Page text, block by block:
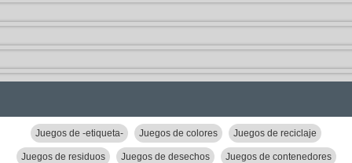
Juegos de -etiqueta- Juegos de colores Juegos de reciclaje
Juegos de residuos Juegos de desechos Juegos de contenedores